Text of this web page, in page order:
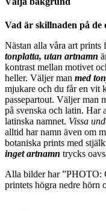
Vad är skillnaden på
Nästan alla våra art
tonplatta, utan artnamn
kontrast mellan motivet
heller. Väljer man med
mjukare och du får en vit
passepartout. Väljer man
på svenska och latin. Har
latinska namnet. Vissa
alltid har namn även om
botaniska prints med
inget artnamn trycks
Alla bilder har
printets högra nedre hörn